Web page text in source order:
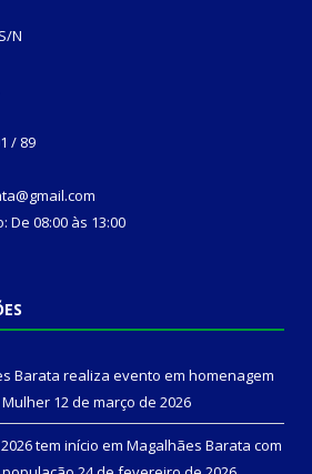
N
/ 89
08:00 às 13:00
Barata realiza evento em homenagem
12 de março de 2026
tem início em Magalhães Barata com